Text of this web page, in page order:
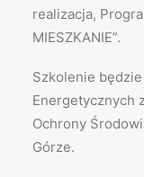
realizacja,
MIESZKANIE”.
Szkolenie
Energetycznych
Ochrony
Górze.